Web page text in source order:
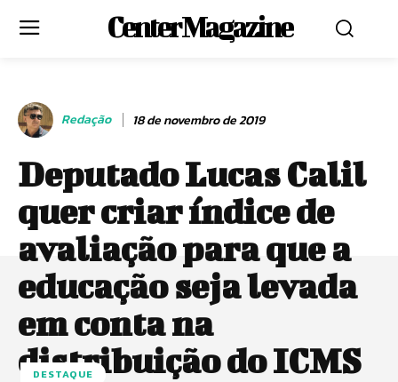
Center Magazine
Redação 18 de novembro de 2019
Deputado Lucas Calil
quer criar índice de
avaliação para que a
educação seja levada
em conta na
distribuição do ICMS
DESTAQUE